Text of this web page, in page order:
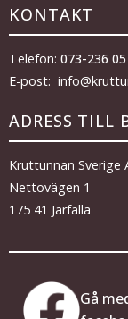
KONTAKT
Telefon: 073-236
E-post:
ADRESS TILL
Kruttunnan Sverige
Nettovägen 1
175 41 Järfälla
Gå